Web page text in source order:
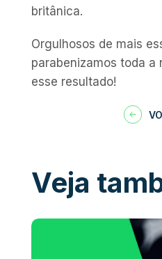
britânica.
Orgulhosos de mais
parabenizamos toda a
esse resultado!
Veja